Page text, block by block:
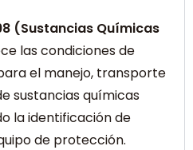
(Sustancias Químicas
las condiciones de
el manejo, transporte
sustancias químicas
la identificación de
de protección.